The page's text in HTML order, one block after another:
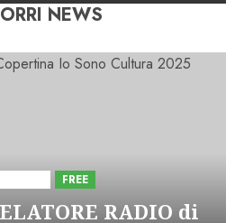
NEWS
FREE
RADIO di